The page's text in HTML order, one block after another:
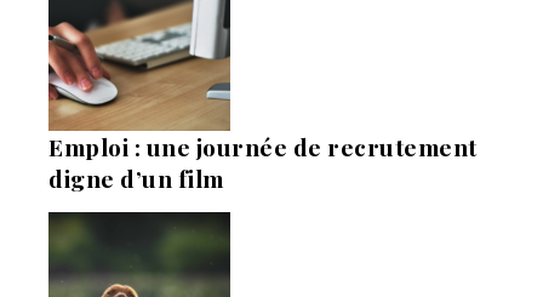
Emploi : une journée de recrutement
digne d’un film